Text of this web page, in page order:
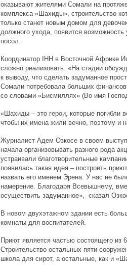
оказывают жителями Сомали на
комплекса «Шахиды», строительство
только станет новым домом для
должного ухода, появится
посол.
Координатор IHH в Восточной Африке
сложно реализовать. «На стадии
к выводу, что сделать задуманное
Сомали потребовала больших
со словами «Бисмиллях» (Во имя
«Шахиды – это герои, которые
чтобы их имена жили вечно, поэтому и
Журналист Адем Озкосе в своем
начала организовывать разного рода
устраивали благотворительные
появилась такая идея – построить
назвать его именем Эрена. У нас не
намерение. Благодаря Всевышнему,
осуществить задуманное»,- сказал
В новом двухэтажном здании есть
комнаты для воспитателей.
Приют является частью состоящего
Строительство остальных пяти
школа для сирот, а остальные, как и